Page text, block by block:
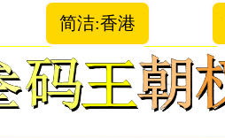
简洁:香港